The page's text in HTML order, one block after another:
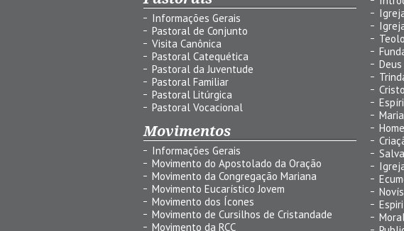
Informações Gerais
Pastoral de Conjunto
Visita Canônica
Pastoral Catequética
Pastoral da Juventude
Pastoral Familiar
Pastoral Litúrgica
Pastoral Vocacional
Movimentos
Informações Gerais
Movimento do Apostolado da Oração
Movimento da Congregação Mariana
Movimento Eucarístico Jovem
Movimento dos Ícones
Movimento de Cursilhos de Cristandade
Movimento da RCC
Deus
Cristo
Maria